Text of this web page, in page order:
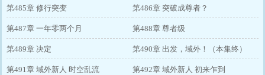
第485章 修行突变 第486章 突破成尊者？
第487章 一年零两个月 第488章 尊者级
第489章 决定 第490章 出发，域外！（本集终）
第491章 域外新人 时空乱流 第492章 域外新人 初来乍到